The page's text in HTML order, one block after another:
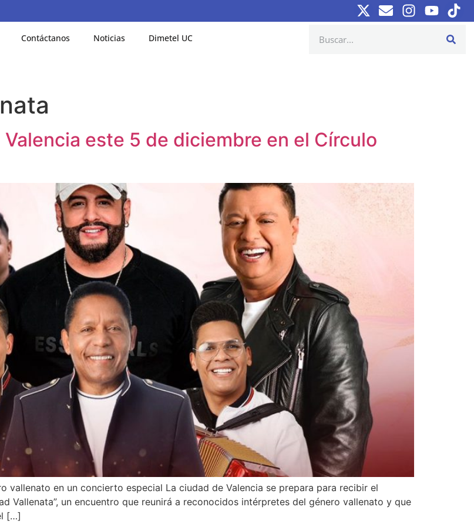
Contáctanos Noticias Dimetel UC
Valencia este 5 de diciembre en el Círculo
vallenato en un concierto especial La ciudad de Valencia se prepara para recibir el
Vallenata”, un encuentro que reunirá a reconocidos intérpretes del género vallenato y que
[…]